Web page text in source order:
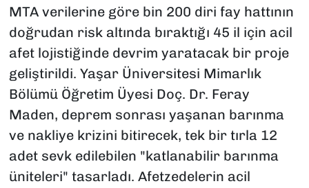
MTA verilerine göre bin 200 diri fay hattının
doğrudan risk altında bıraktığı 45 il için acil
afet lojistiğinde devrim yaratacak bir proje
geliştirildi. Yaşar Üniversitesi Mimarlık
Bölümü Öğretim Üyesi Doç. Dr. Feray
Maden, deprem sonrası yaşanan barınma
ve nakliye krizini bitirecek, tek bir tırla 12
adet sevk edilebilen "katlanabilir barınma
üniteleri" tasarladı. Afetzedelerin acil